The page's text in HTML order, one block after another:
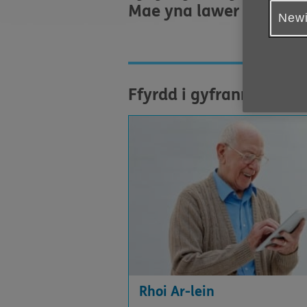
Mae yna lawer o
Ffyrdd i gyfrannu
Rhoi Ar-lein